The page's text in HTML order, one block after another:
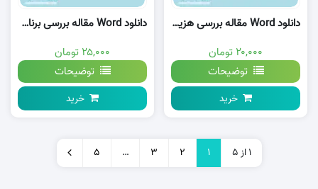
دانلود Word مقاله بررسی هزینه های صنایع آلومینیوم وورد
۲۰,۰۰۰ تومان
توضیحات
خرید
دانلود Word مقاله بررسی برنامه پنج ساله اول ماليات در ايران وورد
۲۵,۰۰۰ تومان
توضیحات
خرید
1 از 5 1
2
3
…
5